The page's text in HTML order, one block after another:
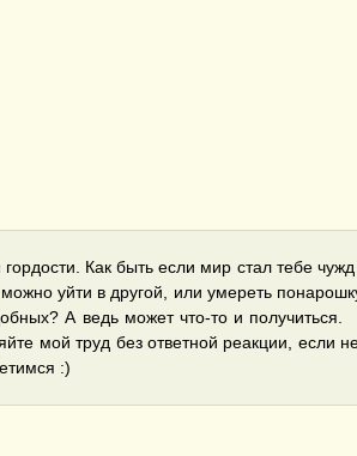
Как быть если мир стал тебе
уйти в другой, или умереть
А ведь может что-то и
труд без ответной реакции, если не
:)